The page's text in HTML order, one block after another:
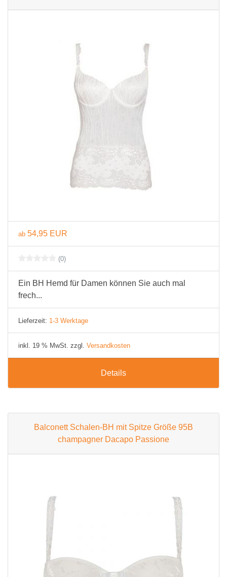
ab 54,95 EUR
(0)
Ein BH Hemd für Damen können Sie auch mal
frech...
Lieferzeit: 1-3 Werktage
inkl. 19 % MwSt. zzgl. Versandkosten
Details
Balconett Schalen-BH mit Spitze Größe 95B
champagner Dacapo Passione